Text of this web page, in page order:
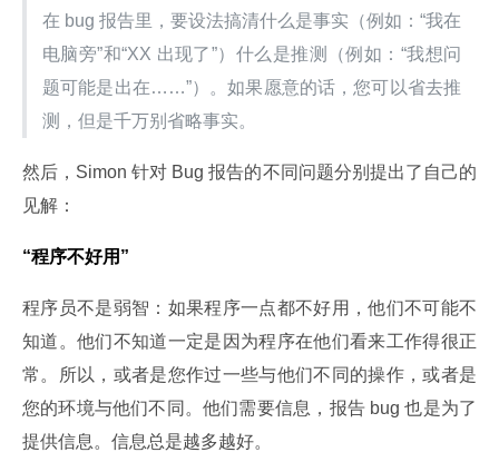
在 bug 报告里，要设法搞清什么是事实（例如：“我在
电脑旁”和“XX 出现了”）什么是推测（例如：“我想问
题可能是出在……”）。如果愿意的话，您可以省去推
测，但是千万别省略事实。
然后，Simon 针对 Bug 报告的不同问题分别提出了自己的
见解：
“程序不好用”
程序员不是弱智：如果程序一点都不好用，他们不可能不
知道。他们不知道一定是因为程序在他们看来工作得很正
常。所以，或者是您作过一些与他们不同的操作，或者是
您的环境与他们不同。他们需要信息，报告 bug 也是为了
提供信息。信息总是越多越好。